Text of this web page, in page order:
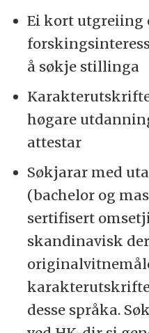
Ei kort utgreiing
å søkje stillinga
høgare
attestar
Søkjarar med
(bachelor og
sertifisert
skandinavisk
desse språka.